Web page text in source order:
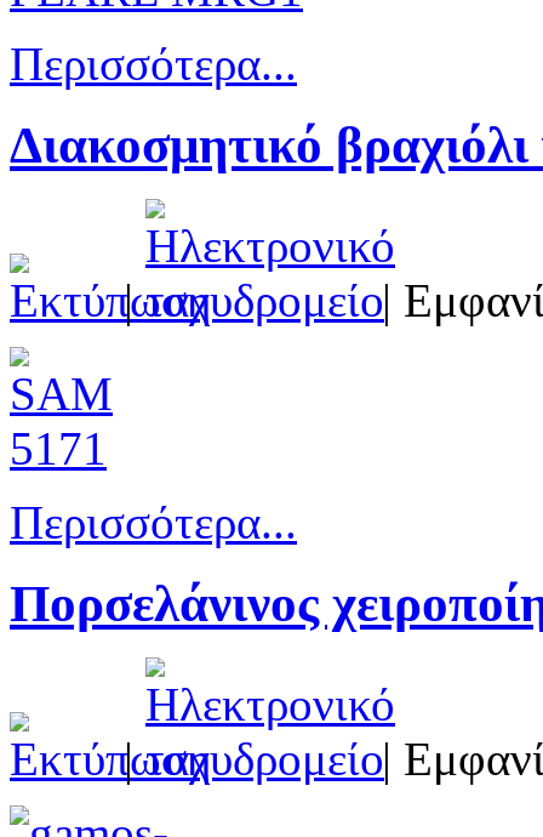
Περισσότερα...
Διακοσμητικό
| |
Περισσότερα...
Πορσελάνινος
| |